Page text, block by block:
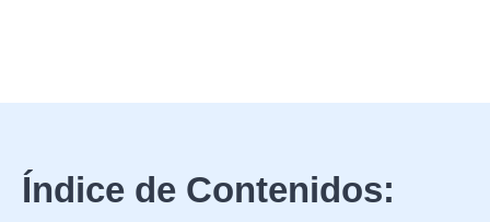
Índice de Contenidos: